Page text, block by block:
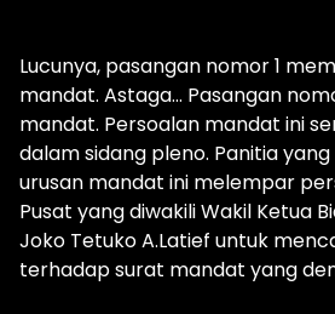
Lucunya, pasangan nomor 1
mandat. Astaga… Pasangan
mandat. Persoalan mandat ini
dalam sidang pleno. Panitia
urusan mandat ini melempar
Pusat yang diwakili Wakil Ketua
Joko Tetuko A.Latief untuk
terhadap surat mandat yang